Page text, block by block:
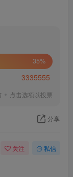
35%
3335555
点击选项以投票
分享
关注 私信